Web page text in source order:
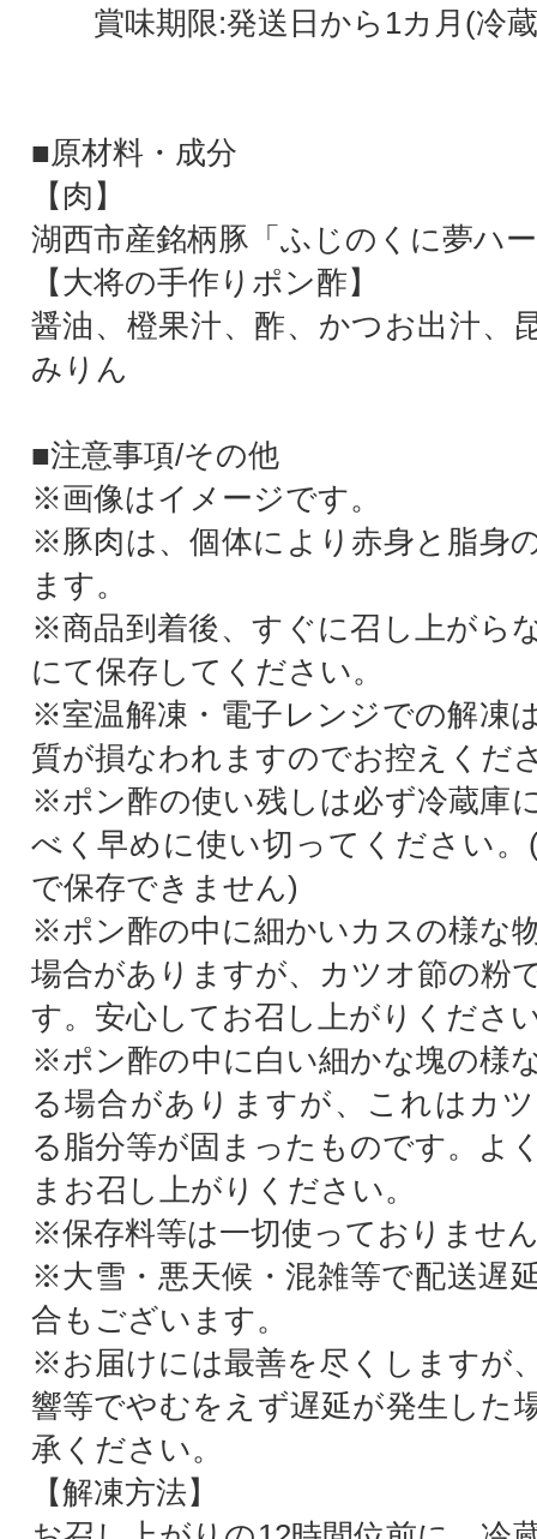
賞味期限:発送日から1カ月(冷
■原材料・成分
【肉】
湖西市産銘柄豚「ふじのくに夢ハ
【大将の手作りポン酢】
醤油、橙果汁、酢、かつお出汁、
みりん
■注意事項/その他
※画像はイメージです。
※豚肉は、個体により赤身と脂身
ます。
※商品到着後、すぐに召し上がら
にて保存してください。
※室温解凍・電子レンジでの解凍
質が損なわれますのでお控えくだ
※ポン酢の使い残しは必ず冷蔵庫
べく早めに使い切ってください
で保存できません)
※ポン酢の中に細かいカスの様な
場合がありますが、カツオ節の粉
す。安心してお召し上がりくださ
※ポン酢の中に白い細かな塊の様
る場合がありますが、これはカ
る脂分等が固まったものです。よ
まお召し上がりください。
※保存料等は一切使っておりませ
※大雪・悪天候・混雑等で配送遅
合もございます。
※お届けには最善を尽くしますが
響等でやむをえず遅延が発生した
承ください。
【解凍方法】